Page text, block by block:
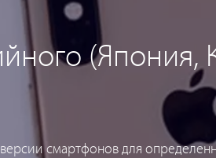
(Япония,
смартфонов для